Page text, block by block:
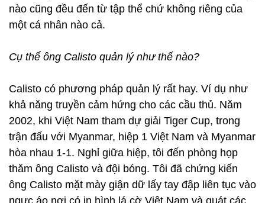
nào cũng đều đến từ tập thể chứ không riêng của
một cá nhân nào cả.
Cụ thể ông Calisto quản lý như thế nào?
Calisto có phương pháp quản lý rất hay. Ví dụ như
khả năng truyền cảm hứng cho các cầu thủ. Năm
2002, khi Việt Nam tham dự giải Tiger Cup, trong
trận đấu với Myanmar, hiệp 1 Việt Nam và Myanmar
hòa nhau 1-1. Nghỉ giữa hiệp, tôi đến phòng họp
thăm ông Calisto và đội bóng. Tôi đã chứng kiến
ông Calisto mặt mày giận dữ lấy tay đập liên tục vào